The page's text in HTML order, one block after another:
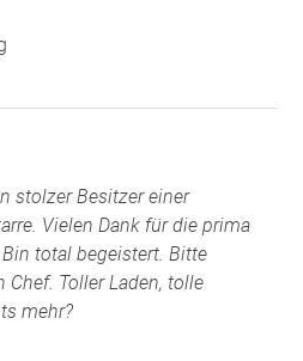
stolzer Besitzer einer
Vielen Dank für die prima
total begeistert. Bitte
Chef. Toller Laden, tolle
mehr?